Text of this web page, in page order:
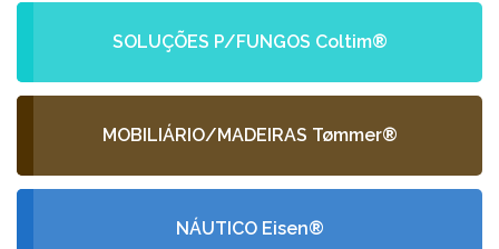
SOLUÇÕES P/FUNGOS Coltim®
MOBILIÁRIO/MADEIRAS Tømmer®
NÁUTICO Eisen®